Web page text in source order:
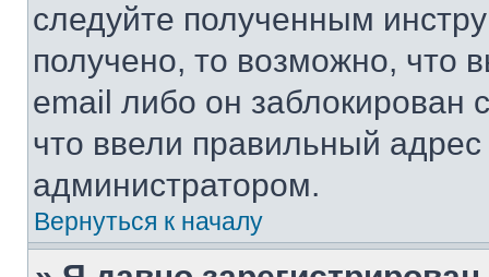
следуйте полученным
получено, то возможно, что
email либо он
что ввели правильный адрес
администратором.
Вернуться к началу